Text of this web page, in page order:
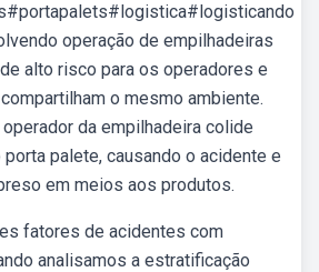
operação de empilhadeiras
alto risco para os operadores e
o mesmo ambiente.
da empilhadeira colide
palete, causando o acidente e
em meios aos produtos.
fatores de acidentes com
analisamos a estratificação